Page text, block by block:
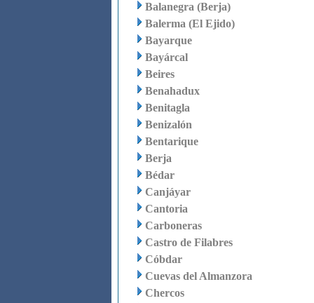
Balanegra (Berja)
Balerma (El Ejido)
Bayarque
Bayárcal
Beires
Benahadux
Benitagla
Benizalón
Bentarique
Berja
Bédar
Canjáyar
Cantoria
Carboneras
Castro de Filabres
Cóbdar
Cuevas del Almanzora
Chercos